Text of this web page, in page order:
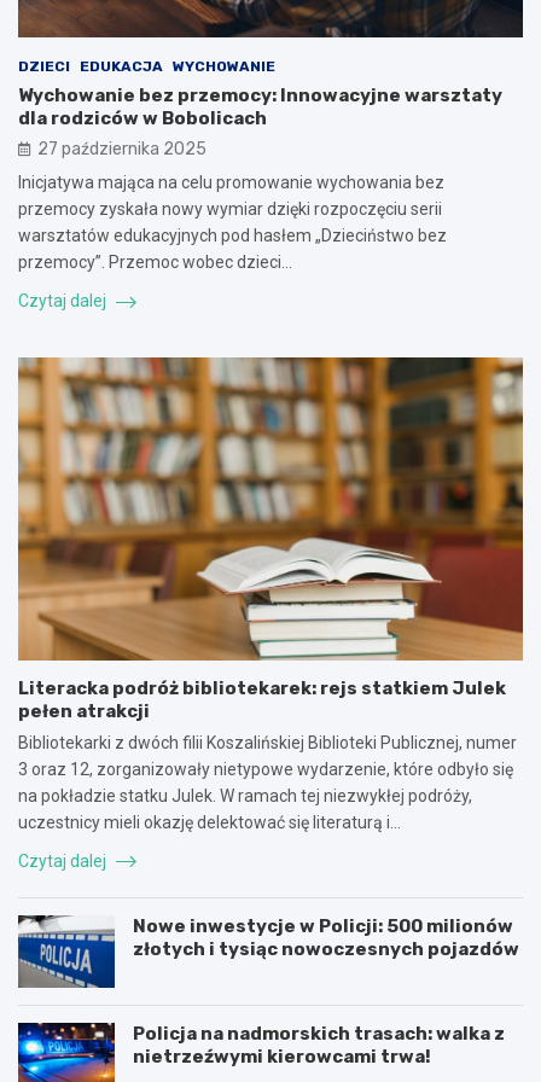
DZIECI EDUKACJA WYCHOWANIE
Wychowanie bez przemocy: Innowacyjne warsztaty
dla rodziców w Bobolicach
27 października 2025
Inicjatywa mająca na celu promowanie wychowania bez
przemocy zyskała nowy wymiar dzięki rozpoczęciu serii
warsztatów edukacyjnych pod hasłem „Dzieciństwo bez
przemocy”. Przemoc wobec dzieci…
Czytaj dalej
Literacka podróż bibliotekarek: rejs statkiem Julek
pełen atrakcji
Bibliotekarki z dwóch filii Koszalińskiej Biblioteki Publicznej, numer
3 oraz 12, zorganizowały nietypowe wydarzenie, które odbyło się
na pokładzie statku Julek. W ramach tej niezwykłej podróży,
uczestnicy mieli okazję delektować się literaturą i…
Czytaj dalej
Nowe inwestycje w Policji: 500 milionów
złotych i tysiąc nowoczesnych pojazdów
Policja na nadmorskich trasach: walka z
nietrzeźwymi kierowcami trwa!